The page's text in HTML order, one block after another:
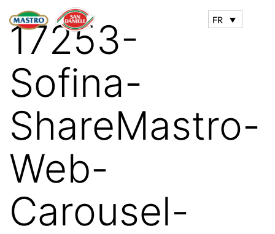
FR
17253-
Sofina-
ShareMastro-
Web-
Carousel-